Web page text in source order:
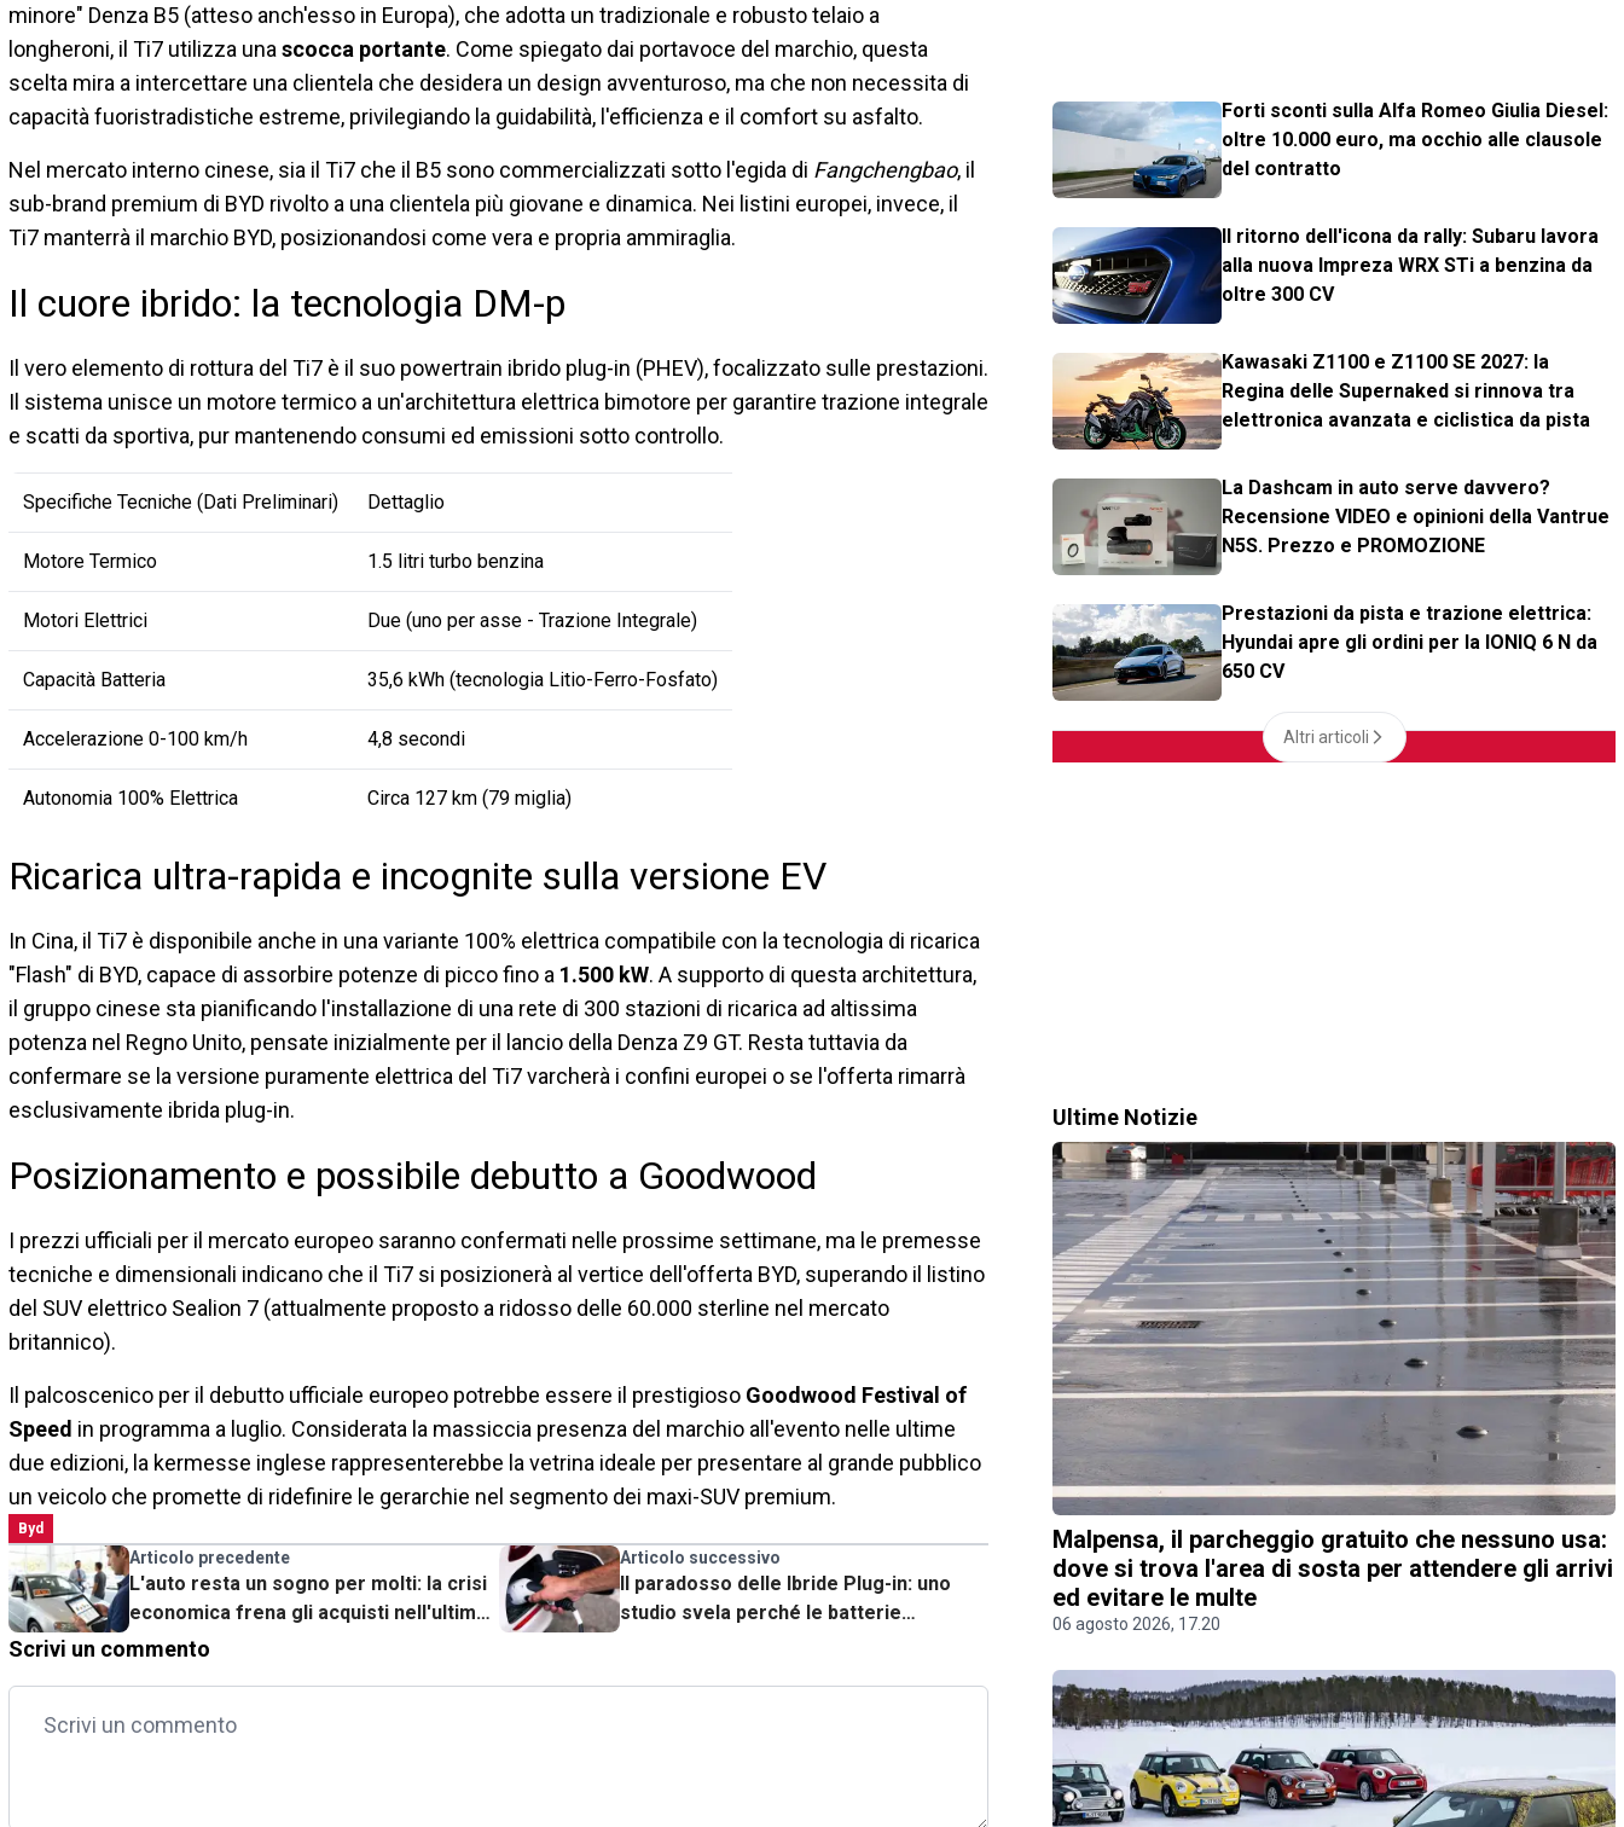
minore" Denza B5 (atteso anch'esso in Europa), che adotta un tradizionale e robusto telaio a
longheroni, il Ti7 utilizza una scocca portante. Come spiegato dai portavoce del marchio, questa
scelta mira a intercettare una clientela che desidera un design avventuroso, ma che non necessita di
capacità fuoristradistiche estreme, privilegiando la guidabilità, l'efficienza e il comfort su asfalto.
Nel mercato interno cinese, sia il Ti7 che il B5 sono commercializzati sotto l'egida di Fangchengbao, il
sub-brand premium di BYD rivolto a una clientela più giovane e dinamica. Nei listini europei, invece, il
Ti7 manterrà il marchio BYD, posizionandosi come vera e propria ammiraglia.
Il cuore ibrido: la tecnologia DM-p
Il vero elemento di rottura del Ti7 è il suo powertrain ibrido plug-in (PHEV), focalizzato sulle prestazioni.
Il sistema unisce un motore termico a un'architettura elettrica bimotore per garantire trazione integrale
e scatti da sportiva, pur mantenendo consumi ed emissioni sotto controllo.
Specifiche Tecniche (Dati Preliminari) Dettaglio
Motore Termico 1.5 litri turbo benzina
Motori Elettrici Due (uno per asse - Trazione Integrale)
Capacità Batteria 35,6 kWh (tecnologia Litio-Ferro-Fosfato)
Accelerazione 0-100 km/h 4,8 secondi
Autonomia 100% Elettrica Circa 127 km (79 miglia)
Ricarica ultra-rapida e incognite sulla versione EV
In Cina, il Ti7 è disponibile anche in una variante 100% elettrica compatibile con la tecnologia di ricarica
"Flash" di BYD, capace di assorbire potenze di picco fino a 1.500 kW. A supporto di questa architettura,
il gruppo cinese sta pianificando l'installazione di una rete di 300 stazioni di ricarica ad altissima
potenza nel Regno Unito, pensate inizialmente per il lancio della Denza Z9 GT. Resta tuttavia da
confermare se la versione puramente elettrica del Ti7 varcherà i confini europei o se l'offerta rimarrà
esclusivamente ibrida plug-in.
Posizionamento e possibile debutto a Goodwood
I prezzi ufficiali per il mercato europeo saranno confermati nelle prossime settimane, ma le premesse
tecniche e dimensionali indicano che il Ti7 si posizionerà al vertice dell'offerta BYD, superando il listino
del SUV elettrico Sealion 7 (attualmente proposto a ridosso delle 60.000 sterline nel mercato
britannico).
Il palcoscenico per il debutto ufficiale europeo potrebbe essere il prestigioso Goodwood Festival of
Speed in programma a luglio. Considerata la massiccia presenza del marchio all'evento nelle ultime
due edizioni, la kermesse inglese rappresenterebbe la vetrina ideale per presentare al grande pubblico
un veicolo che promette di ridefinire le gerarchie nel segmento dei maxi-SUV premium.
Byd
Articolo precedente
L'auto resta un sogno per molti: la crisi
economica frena gli acquisti nell'ultimo
miglio
Articolo successivo
Il paradosso delle Ibride Plug-in: uno
studio svela perché le batterie
Scrivi un commento
Forti sconti sulla Alfa Romeo Giulia Diesel:
oltre 10.000 euro, ma occhio alle clausole
del contratto
Il ritorno dell'icona da rally: Subaru lavora
alla nuova Impreza WRX STi a benzina da
oltre 300 CV
Kawasaki Z1100 e Z1100 SE 2027: la
Regina delle Supernaked si rinnova tra
elettronica avanzata e ciclistica da pista
La Dashcam in auto serve davvero?
Recensione VIDEO e opinioni della Vantrue
N5S. Prezzo e PROMOZIONE
Prestazioni da pista e trazione elettrica:
Hyundai apre gli ordini per la IONIQ 6 N da
650 CV
Altri articoli
Ultime Notizie
Malpensa, il parcheggio gratuito che nessuno usa:
dove si trova l'area di sosta per attendere gli arrivi
ed evitare le multe
06 agosto 2026, 17.20